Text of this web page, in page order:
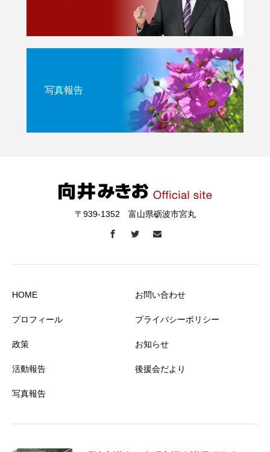
写真報告
〒939-1352 富山県砺波市宮丸
HOME
プロフィール
政策
活動報告
写真報告
お問い合わせ
プライバシーポリシー
お知らせ
後援会だより